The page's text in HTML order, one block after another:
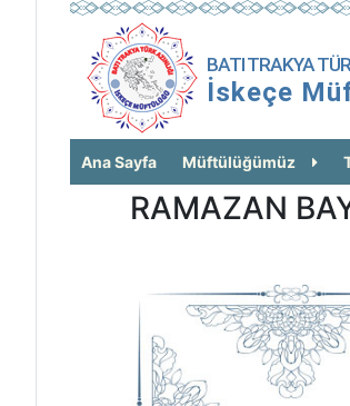
BATI TRAKYA
İskeçe
Ana Sayfa Müftülüğümüz
RAMAZAN